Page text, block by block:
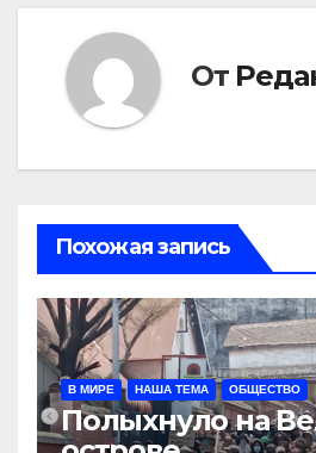
От
Похожая запись
В МИРЕ НАША ТЕМА ОБЩЕСТВО
Полыхнуло на